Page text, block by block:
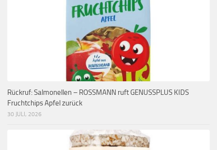
Rückruf: Salmonellen – ROSSMANN ruft GENUSSPLUS KIDS
Fruchtchips Apfel zurück
30 JULI, 2026